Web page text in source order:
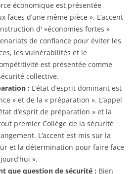
économique est présentée
faces d’une même pièce ». L’accent
d' »économies fortes »
de confiance pour éviter les
les vulnérabilités et le
est présentée comme
collective.
: L’état d’esprit dominant est
» et de la « préparation ». L’appel
d’esprit de préparation » et la
premier Collège de la sécurité
L’accent est mis sur la
et la détermination pour faire face
».
que question de sécurité : Bien